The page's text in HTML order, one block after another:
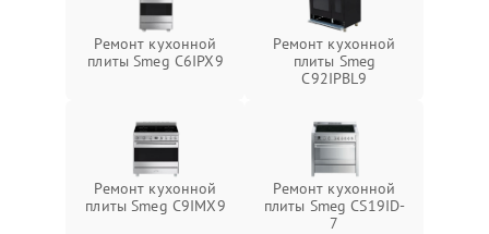
Ремонт кухонной
плиты Smeg C6IPX9
Ремонт кухонной
плиты Smeg
C92IPBL9
Ремонт кухонной
плиты Smeg C9IMX9
Ремонт кухонной
плиты Smeg CS19ID-
7